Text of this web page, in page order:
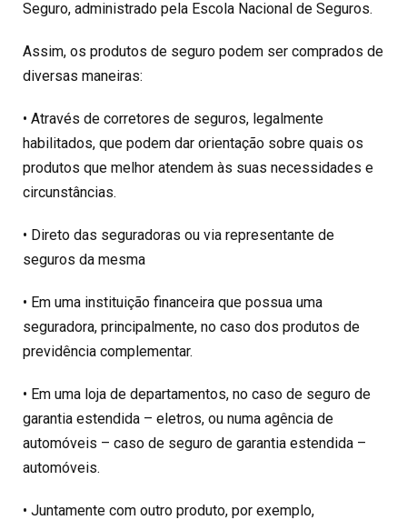
Seguro, administrado pela Escola Nacional de Seguros.
Assim, os produtos de seguro podem ser comprados de
diversas maneiras:
• Através de corretores de seguros, legalmente
habilitados, que podem dar orientação sobre quais os
produtos que melhor atendem às suas necessidades e
circunstâncias.
• Direto das seguradoras ou via representante de
seguros da mesma
• Em uma instituição financeira que possua uma
seguradora, principalmente, no caso dos produtos de
previdência complementar.
• Em uma loja de departamentos, no caso de seguro de
garantia estendida – eletros, ou numa agência de
automóveis – caso de seguro de garantia estendida –
automóveis.
• Juntamente com outro produto, por exemplo,